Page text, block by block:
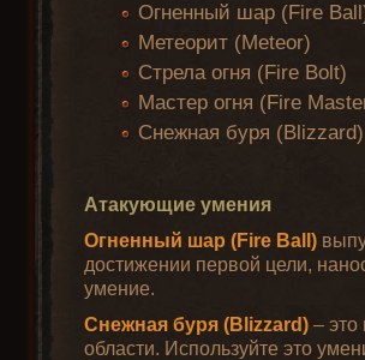
Огненный шар (Fire
Метеорит (Meteor)
Стрела огня (Fire Bolt)
Мастер огня (Fire
Снежная буря (Blizzard)
Атакующие умения
Огненный шар (Fire Ball)
достижении первой цели,
умение.
Снежная буря (Blizzard) –
области. Используйте это